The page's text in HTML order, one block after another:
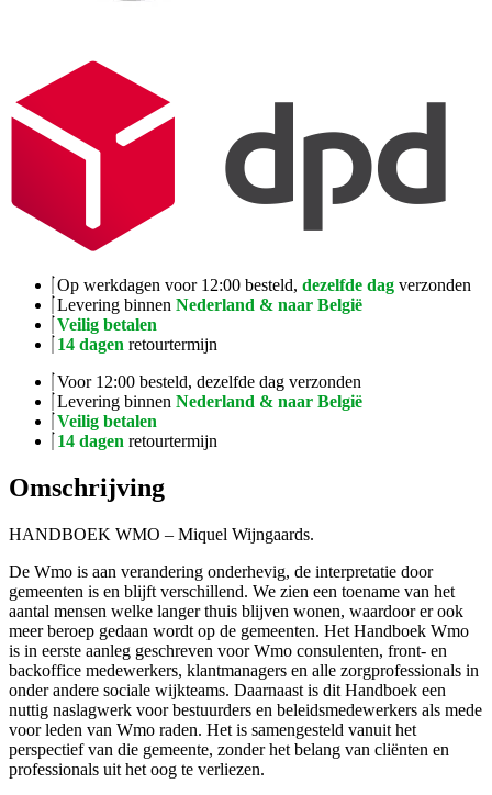
Op werkdagen voor 12:00 besteld, dezelfde dag verzonden
Levering binnen Nederland & naar België
Veilig betalen
14 dagen retourtermijn
Voor 12:00 besteld, dezelfde dag verzonden
Levering binnen Nederland & naar België
Veilig betalen
14 dagen retourtermijn
Omschrijving
HANDBOEK WMO – Miquel Wijngaards.
De Wmo is aan verandering onderhevig, de interpretatie door
gemeenten is en blijft verschillend. We zien een toename van het
aantal mensen welke langer thuis blijven wonen, waardoor er ook
meer beroep gedaan wordt op de gemeenten. Het Handboek Wmo
is in eerste aanleg geschreven voor Wmo consulenten, front- en
backoffice medewerkers, klantmanagers en alle zorgprofessionals in
onder andere sociale wijkteams. Daarnaast is dit Handboek een
nuttig naslagwerk voor bestuurders en beleidsmedewerkers als mede
voor leden van Wmo raden. Het is samengesteld vanuit het
perspectief van die gemeente, zonder het belang van cliënten en
professionals uit het oog te verliezen.